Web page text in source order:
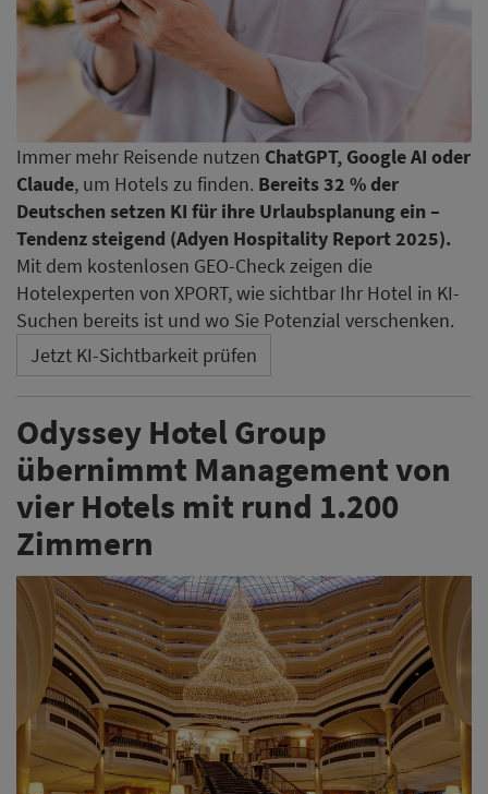
Immer mehr Reisende nutzen ChatGPT, Google AI oder
Claude, um Hotels zu finden. Bereits 32 % der
Deutschen setzen KI für ihre Urlaubsplanung ein –
Tendenz steigend (Adyen Hospitality Report 2025).
Mit dem kostenlosen GEO-Check zeigen die
Hotelexperten von XPORT, wie sichtbar Ihr Hotel in KI-
Suchen bereits ist und wo Sie Potenzial verschenken.
Jetzt KI-Sichtbarkeit prüfen
Odyssey Hotel Group
übernimmt Management von
vier Hotels mit rund 1.200
Zimmern